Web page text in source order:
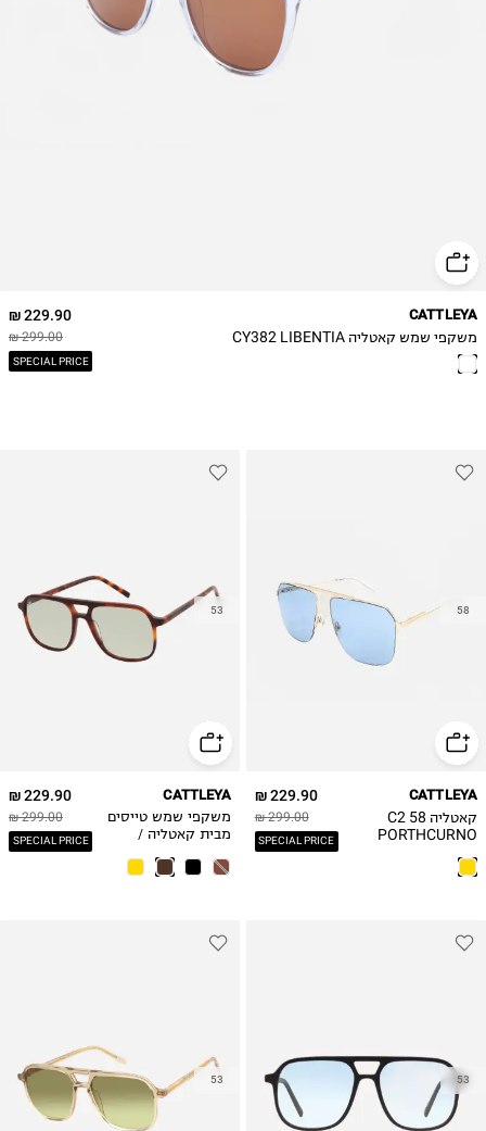
229.90 ₪
299.00 ₪
SPECIAL PRICE
CATTLEYA
משקפי שמש קאטליה CY382 LIBENTIA
58
229.90 ₪
299.00 ₪
SPECIAL PRICE
CATTLEYA
קאטליה C2 58
PORTHCURNO
53
229.90 ₪
299.00 ₪
SPECIAL PRICE
CATTLEYA
משקפי שמש טייסים
מבית קאטליה /
53
53